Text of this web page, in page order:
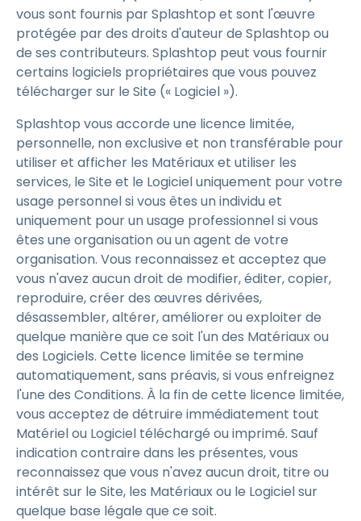
vous sont fournis par Splashtop et sont l'œuvre
protégée par des droits d'auteur de Splashtop ou
de ses contributeurs. Splashtop peut vous fournir
certains logiciels propriétaires que vous pouvez
télécharger sur le Site (« Logiciel »).
Splashtop vous accorde une licence limitée,
personnelle, non exclusive et non transférable pour
utiliser et afficher les Matériaux et utiliser les
services, le Site et le Logiciel uniquement pour votre
usage personnel si vous êtes un individu et
uniquement pour un usage professionnel si vous
êtes une organisation ou un agent de votre
organisation. Vous reconnaissez et acceptez que
vous n'avez aucun droit de modifier, éditer, copier,
reproduire, créer des œuvres dérivées,
désassembler, altérer, améliorer ou exploiter de
quelque manière que ce soit l'un des Matériaux ou
des Logiciels. Cette licence limitée se termine
automatiquement, sans préavis, si vous enfreignez
l'une des Conditions. À la fin de cette licence limitée,
vous acceptez de détruire immédiatement tout
Matériel ou Logiciel téléchargé ou imprimé. Sauf
indication contraire dans les présentes, vous
reconnaissez que vous n'avez aucun droit, titre ou
intérêt sur le Site, les Matériaux ou le Logiciel sur
quelque base légale que ce soit.